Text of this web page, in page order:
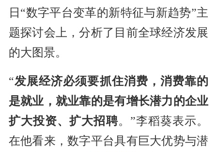
日“数字平台变革的新特征与新趋势”主
题探讨会上，分析了目前全球经济发展
的大图景。
“发展经济必须要抓住消费，消费靠的
是就业，就业靠的是有增长潜力的企业
扩大投资、扩大招聘。”李稻葵表示。
在他看来，数字平台具有巨大优势与潜